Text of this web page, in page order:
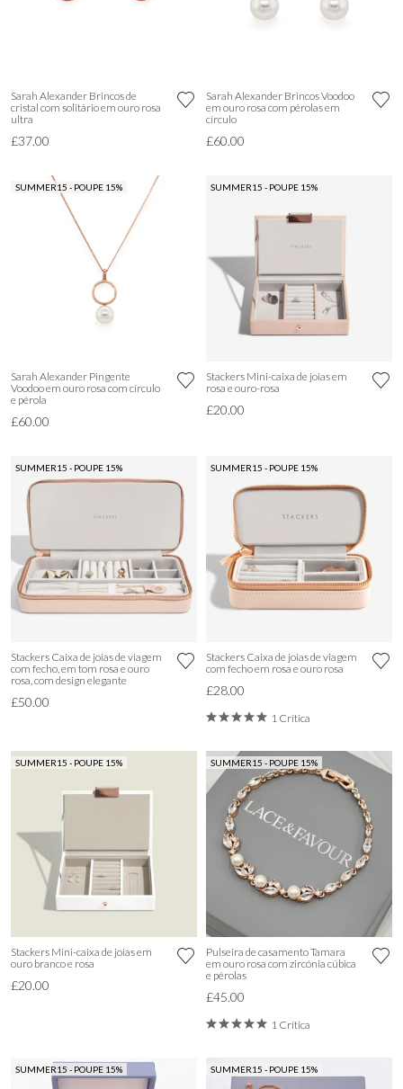
Sarah Alexander Brincos de
cristal com solitário em ouro rosa
ultra
£37.00
Sarah Alexander Brincos Voodoo
em ouro rosa com pérolas em
círculo
£60.00
SUMMER15 - POUPE 15%
Sarah Alexander Pingente
Voodoo em ouro rosa com círculo
e pérola
£60.00
SUMMER15 - POUPE 15%
Stackers Mini-caixa de joias em
rosa e ouro-rosa
£20.00
SUMMER15 - POUPE 15%
Stackers Caixa de joias de viagem
com fecho, em tom rosa e ouro
rosa, com design elegante
£50.00
SUMMER15 - POUPE 15%
Stackers Caixa de joias de viagem
com fecho em rosa e ouro rosa
£28.00
1 Crítica
SUMMER15 - POUPE 15%
Stackers Mini-caixa de joias em
ouro branco e rosa
£20.00
SUMMER15 - POUPE 15%
Pulseira de casamento Tamara
em ouro rosa com zircónia cúbica
e pérolas
£45.00
1 Crítica
SUMMER15 - POUPE 15% SUMMER15 - POUPE 15%